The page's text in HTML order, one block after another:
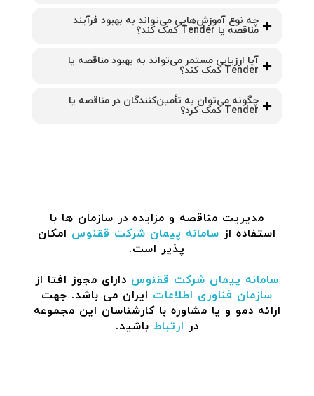
چه نوع آموزش‌هایی می‌تواند به بهبود فرآیند
مناقصه یا Tender کمک کند؟
آیا ارزیابی مستمر می‌تواند به بهبود مناقصه یا
Tender کمک کند؟
چگونه می‌توان به تأمین‌کنندگان در مناقصه یا
Tender کمک کرد؟
مدیریت مناقصه و مزایده در سازمان ها با
استفاده از سامانه پیمان شرکت ققنوس امکان
پذیر است.
سامانه پیمان شرکت ققنوس دارای مجوز افتا از
سازمان فناوری اطلاعات ایران می باشد. جهت
ارائه دمو و یا مشاوره با کارشناسان این مجموعه
در ارتباط باشید.